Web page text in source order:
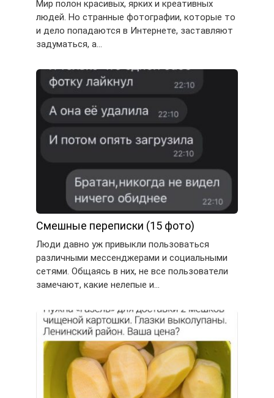
Мир полон красивых, ярких и креативных
людей. Но странные фотографии, которые то
и дело попадаются в Интернете, заставляют
задуматься, а…
Смешные переписки (15 фото)
Люди давно уж привыкли пользоваться
различными мессенджерами и социальными
сетями. Общаясь в них, не все пользователи
замечают, какие нелепые и…